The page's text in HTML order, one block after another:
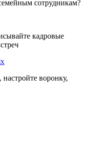
сотрудникам?
кадровые
воронку,